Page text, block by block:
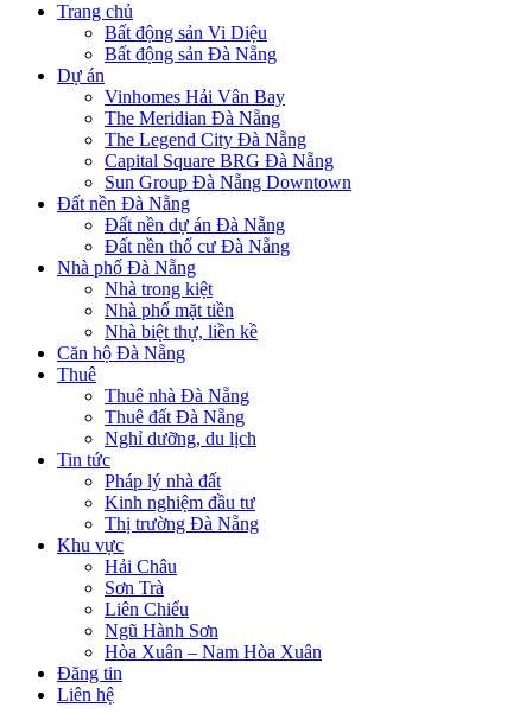
Trang chủ
Bất động sản Vi Diệu
Bất động sản Đà Nẵng
Dự án
Vinhomes Hải Vân Bay
The Meridian Đà Nẵng
The Legend City Đà Nẵng
Capital Square BRG Đà Nẵng
Sun Group Đà Nẵng Downtown
Đất nền Đà Nẵng
Đất nền dự án Đà Nẵng
Đất nền thổ cư Đà Nẵng
Nhà phố Đà Nẵng
Nhà trong kiệt
Nhà phố mặt tiền
Nhà biệt thự, liền kề
Căn hộ Đà Nẵng
Thuê
Thuê nhà Đà Nẵng
Thuê đất Đà Nẵng
Nghỉ dưỡng, du lịch
Tin tức
Pháp lý nhà đất
Kinh nghiệm đầu tư
Thị trường Đà Nẵng
Khu vực
Hải Châu
Sơn Trà
Liên Chiểu
Ngũ Hành Sơn
Hòa Xuân – Nam Hòa Xuân
Đăng tin
Liên hệ